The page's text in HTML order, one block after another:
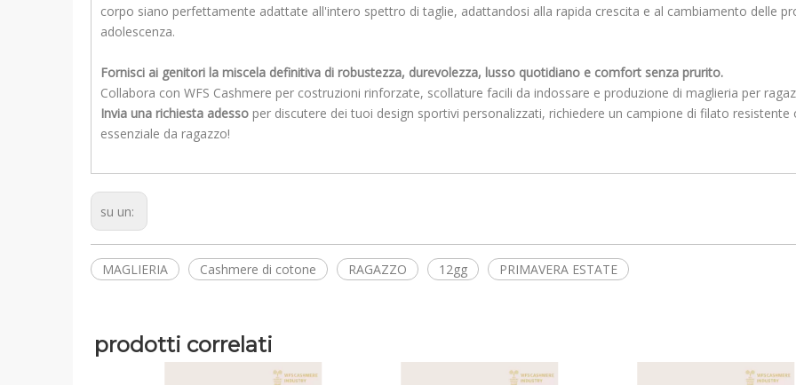
corpo siano perfettamente adattate all'intero spettro di taglie, adattandosi alla rapida crescita e al cambiamento delle
adolescenza.
Fornisci ai genitori la miscela definitiva di robustezza, durevolezza, lusso quotidiano e comfort senza prurito.
Collabora con WFS Cashmere per costruzioni rinforzate, scollature facili da indossare e produzione di maglieria per
Invia una richiesta adesso per discutere dei tuoi design sportivi personalizzati, richiedere un campione di filato
essenziale da ragazzo!
su un:
MAGLIERIA Cashmere di cotone RAGAZZO 12gg PRIMAVERA ESTATE
prodotti correlati